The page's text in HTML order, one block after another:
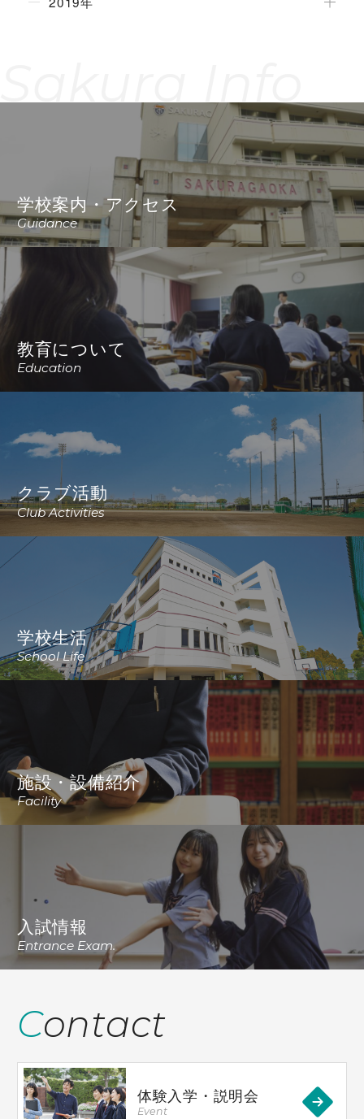
学校案内・アクセス
Guidance
教育について
Education
クラブ活動
Club Activities
学校生活
School Life
施設・設備紹介
Facility
入試情報
Entrance Exam.
Contact
体験入学・説明会
Event